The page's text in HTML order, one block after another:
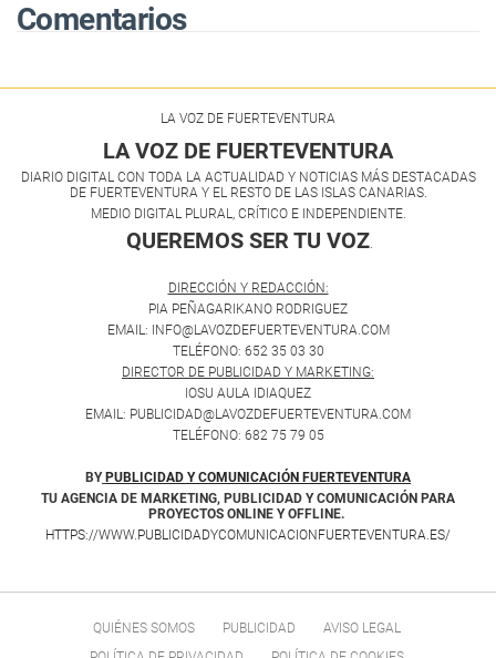
Comentarios
LA VOZ DE FUERTEVENTURA
LA VOZ DE FUERTEVENTURA
DIARIO DIGITAL CON TODA LA ACTUALIDAD Y NOTICIAS MÁS DESTACADAS
DE FUERTEVENTURA Y EL RESTO DE LAS ISLAS CANARIAS.
MEDIO DIGITAL PLURAL, CRÍTICO E INDEPENDIENTE.
QUEREMOS SER TU VOZ.
DIRECCIÓN Y REDACCIÓN:
PIA PEÑAGARIKANO RODRIGUEZ
EMAIL: INFO@LAVOZDEFUERTEVENTURA.COM
TELÉFONO: 652 35 03 30
DIRECTOR DE PUBLICIDAD Y MARKETING:
IOSU AULA IDIAQUEZ
EMAIL: PUBLICIDAD@LAVOZDEFUERTEVENTURA.COM
TELÉFONO: 682 75 79 05
BY PUBLICIDAD Y COMUNICACIÓN FUERTEVENTURA
TU AGENCIA DE MARKETING, PUBLICIDAD Y COMUNICACIÓN PARA
PROYECTOS ONLINE Y OFFLINE.
HTTPS://WWW.PUBLICIDADYCOMUNICACIONFUERTEVENTURA.ES/
QUIÉNES SOMOS PUBLICIDAD
AVISO LEGAL